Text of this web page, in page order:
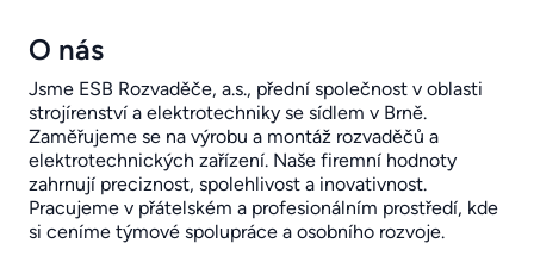
O nás
Jsme ESB Rozvaděče, a.s., přední společnost v oblasti
strojírenství a elektrotechniky se sídlem v Brně.
Zaměřujeme se na výrobu a montáž rozvaděčů a
elektrotechnických zařízení. Naše firemní hodnoty
zahrnují preciznost, spolehlivost a inovativnost.
Pracujeme v přátelském a profesionálním prostředí, kde
si ceníme týmové spolupráce a osobního rozvoje.